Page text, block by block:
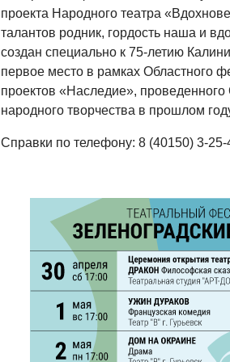
проекта Народного театра
талантов родник, гордость наша и
создан специально к 75-летию
первое место в рамках Областного
проектов «Наследие»,
народного творчества в прошлом
Справки по телефону: 8 (40150) 3-25-